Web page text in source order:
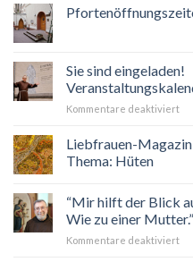
Sie sind eingeladen!
Kommentare deaktiviertfür
sind
Liebfrauen-Magazin
Thema: Hüten
“Mir hilft der Blick
Wie zu einer Mutter.”
Kommentare deaktiviertfür